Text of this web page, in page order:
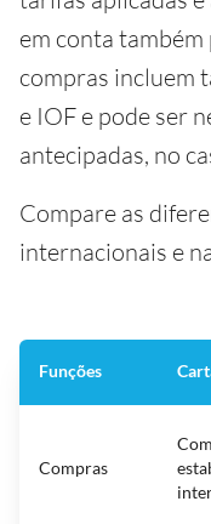
em conta também
compras incluem
e IOF e pode ser
antecipadas, no
Compare as
internacionais e
Funções
Compras